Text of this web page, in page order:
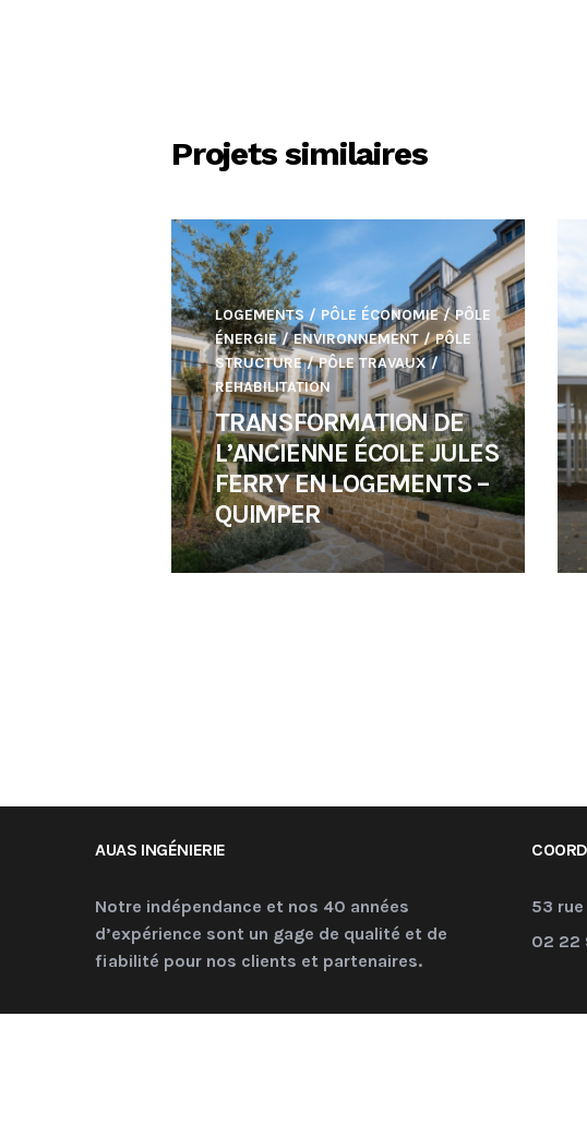
Projets similaires
LOGEMENTS / PÔLE ÉCONOMIE/PÔLE
ÉNERGIE / ENVIRONNEMENT/PÔLE
STRUCTURE/PÔLE TRAVAUX/
REHABILITATION
TRANSFORMATION DE
L’ANCIENNE ÉCOLE JULES
FERRY EN LOGEMENTS –
QUIMPER
AUAS INGÉNIERIE
Notre indépendance et nos 40 années
d’expérience sont un gage de qualité et de
fiabilité pour nos clients et partenaires.
53
02 22